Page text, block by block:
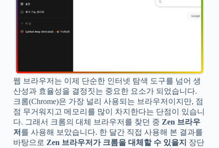
웹 브라우저는 이제 단순한 인터넷 탐색 도구를 넘어 생
산성과 효율성을 결정짓는 중요한 요소가 되었습니다.
크롬(Chrome)은 가장 널리 사용되는 브라우저이지만, 점
점 무거워지고 메모리를 많이 차지한다는 단점이 있습니
다. 그래서 크롬의 대체 브라우저를 찾던 중 Zen 브라우
저 를 사용해 보았습니다. 한 달간 직접 사용해 본 결과를
바탕으로 Zen 브라우저가 크롬을 대체할 수 있을지 장단